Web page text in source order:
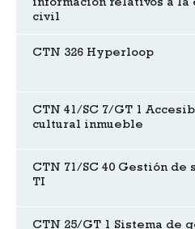
información relativos a la
civil
CTN 326 Hyperloop
CTN 41/SC 7/GT 1
cultural inmueble
CTN 71/SC 40 Gestión
TI
CTN 25/GT 1 Sistema de